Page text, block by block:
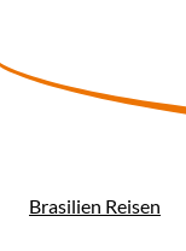
Brasilien Reisen